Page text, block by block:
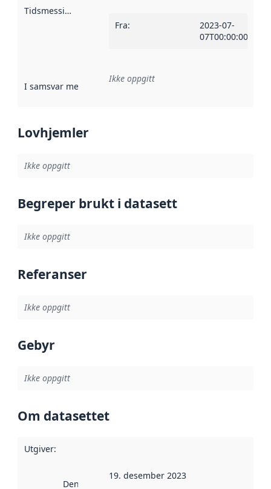
Tidsmessig avgrensning
Fra:
2023-07-
07T00:00:00Z
I samsvar med Referanse til en implementasjonsregel
Ikke oppgitt
Lovhjemler
Ikke oppgitt
Begreper brukt i datasett
Ikke oppgitt
Referanser
Ikke oppgitt
Gebyr
Ikke oppgitt
Om datasettet
Utgiver:
Denne datoen
19. desember 2023